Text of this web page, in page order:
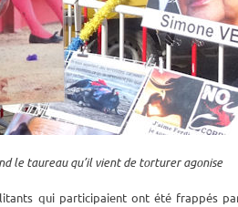
le taureau qu’il vient de torturer agonise
qui participaient ont été frappés